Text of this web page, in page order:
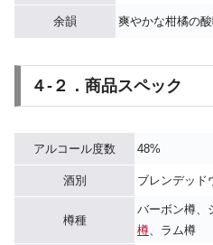
余韻 爽やかな柑橘の
４-２．商品スペック
アルコール度数 48%
酒別 ブレンデッド
樽種
バーボン樽、
樽 、ラム樽